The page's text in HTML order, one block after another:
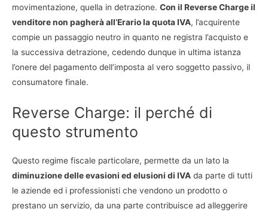
movimentazione, quella in detrazione. Con il Reverse Charge il
venditore non pagherà all’Erario la quota IVA, l’acquirente
compie un passaggio neutro in quanto ne registra l’acquisto e
la successiva detrazione, cedendo dunque in ultima istanza
l’onere del pagamento dell’imposta al vero soggetto passivo, il
consumatore finale.
Reverse Charge: il perché di
questo strumento
Questo regime fiscale particolare, permette da un lato la
diminuzione delle evasioni ed elusioni di IVA da parte di tutti
le aziende ed i professionisti che vendono un prodotto o
prestano un servizio, da una parte contribuisce ad alleggerire